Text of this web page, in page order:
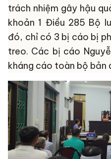
trách nhiệm gây hậu
khoản 1 Điều 285 Bộ
đó, chỉ có 3 bị cáo bị
treo. Các bị cáo
kháng cáo toàn bộ bản